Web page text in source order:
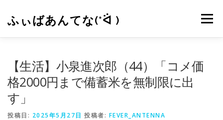
ふぃばあんてな(*ᐛ ) メニュー
【生活】小泉進次郎（44）「コメ価
格2000円まで備蓄米を無制限に出
す」
投稿日: 2025年5月27日 投稿者: FEVER_ANTENNA